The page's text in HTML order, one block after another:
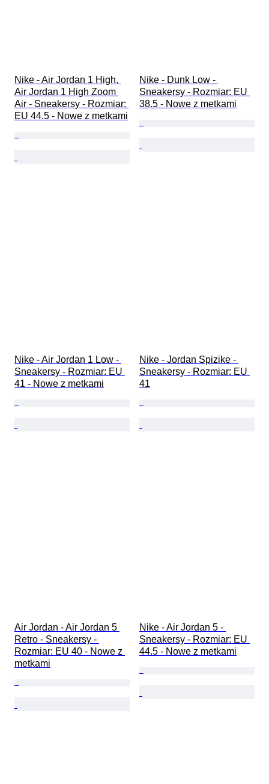
Nike - Air Jordan 1 High,
Air Jordan 1 High Zoom
Air - Sneakersy - Rozmiar:
EU 44.5 - Nowe z metkami
Nike - Dunk Low -
Sneakersy - Rozmiar: EU
38.5 - Nowe z metkami
Nike - Air Jordan 1 Low -
Sneakersy - Rozmiar: EU
41 - Nowe z metkami
Nike - Jordan Spizike -
Sneakersy - Rozmiar: EU
41
Air Jordan - Air Jordan 5
Retro - Sneakersy -
Rozmiar: EU 40 - Nowe z
metkami
Nike - Air Jordan 5 -
Sneakersy - Rozmiar: EU
44.5 - Nowe z metkami